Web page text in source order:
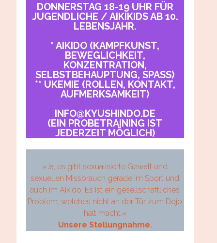
DONNERSTAG 18-19 UHR FÜR
JUGENDLICHE / AIKIKIDS AB 10.
LEBENSJAHR.
* AIKIDO (KAMPFKUNST,
BEWEGLICHKEIT,
KONZENTRATION,
SELBSTBEHAUPTUNG, SPASS)
** UKEMIE (ROLLEN, KONTAKT,
AUFMERKSAMKEIT)
INFO@KYUSHINDO.DE
(EIN PROBETRAINING IST
JEDERZEIT MÖGLICH)
»Ja, es gibt sexualisierte Gewalt und
sexuellen Missbrauch gerade im Sport und
auch im Aikido. Es ist ein gesellschaftliches
Problem, welches nicht an der Tür zum Dojo
halt macht.«
Unsere Stellungnahme.